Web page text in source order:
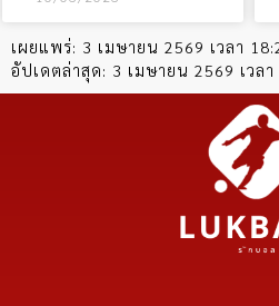
เผยแพร่: 3 เมษายน 2569 เวลา
อัปเดตล่าสุด: 3 เมษายน 2569 เวลา